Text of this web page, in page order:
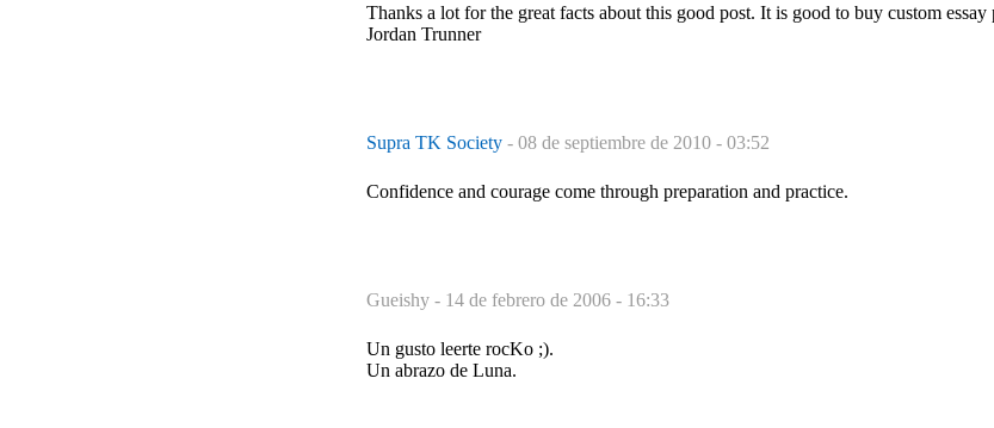
Thanks a lot for the great facts about this good post. It is good to buy custom essay
Jordan Trunner
Supra TK Society - 08 de septiembre de 2010 - 03:52
Confidence and courage come through preparation and practice.
Gueishy - 14 de febrero de 2006 - 16:33
Un gusto leerte rocKo ;).
Un abrazo de Luna.